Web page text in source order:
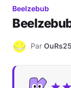
Beelzebub
O Par